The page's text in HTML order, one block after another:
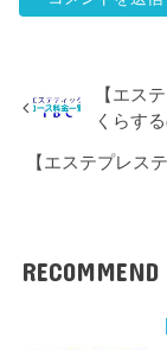
【エス
くらす
【エステプレス
RECOMMEND